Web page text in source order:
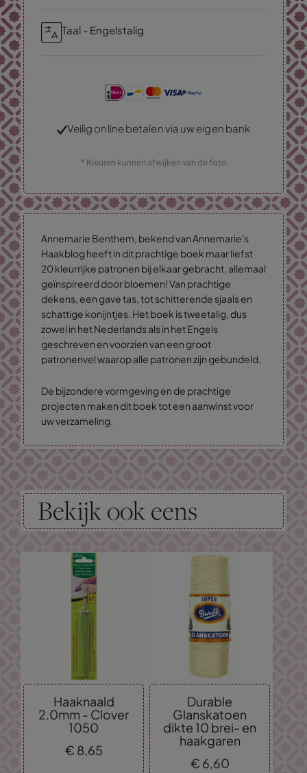
Taal - Engelstalig
Veilig online betalen via uw eigen bank
* Kleuren kunnen afwijken van de foto
Annemarie Benthem, bekend van Annemarie's
Haakblog heeft in dit prachtige boek maar liefst
20 kleurrijke patronen bij elkaar gebracht, allemaal
geïnspireerd door bloemen! Van prachtige
dekens, een gave tas, tot schitterende sjaals en
schattige konijntjes. Het boek is tweetalig, dus
zowel in het Nederlands als in het Engels
geschreven en voorzien van een groot
patronenvel waarop alle patronen zijn gebundeld.
De bijzondere vormgeving en de prachtige
projecten maken dit boek tot een aanwinst voor
uw verzameling.
Bekijk ook eens
Haaknaald
2.0mm - Clover
1050
€ 8,65
Durable
Glanskatoen
dikte 10 brei- en
haakgaren
€ 6,60